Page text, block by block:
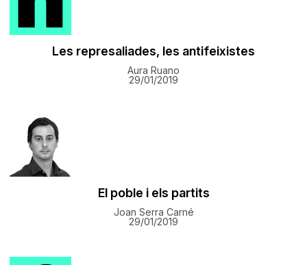
Les represaliades, les antifeixistes
Aura Ruano
29/01/2019
El poble i els partits
Joan Serra Carné
29/01/2019